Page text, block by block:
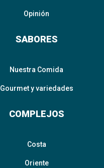
Opinión
SABORES
Nuestra Comida
Gourmet y variedades
COMPLEJOS
Costa
Oriente